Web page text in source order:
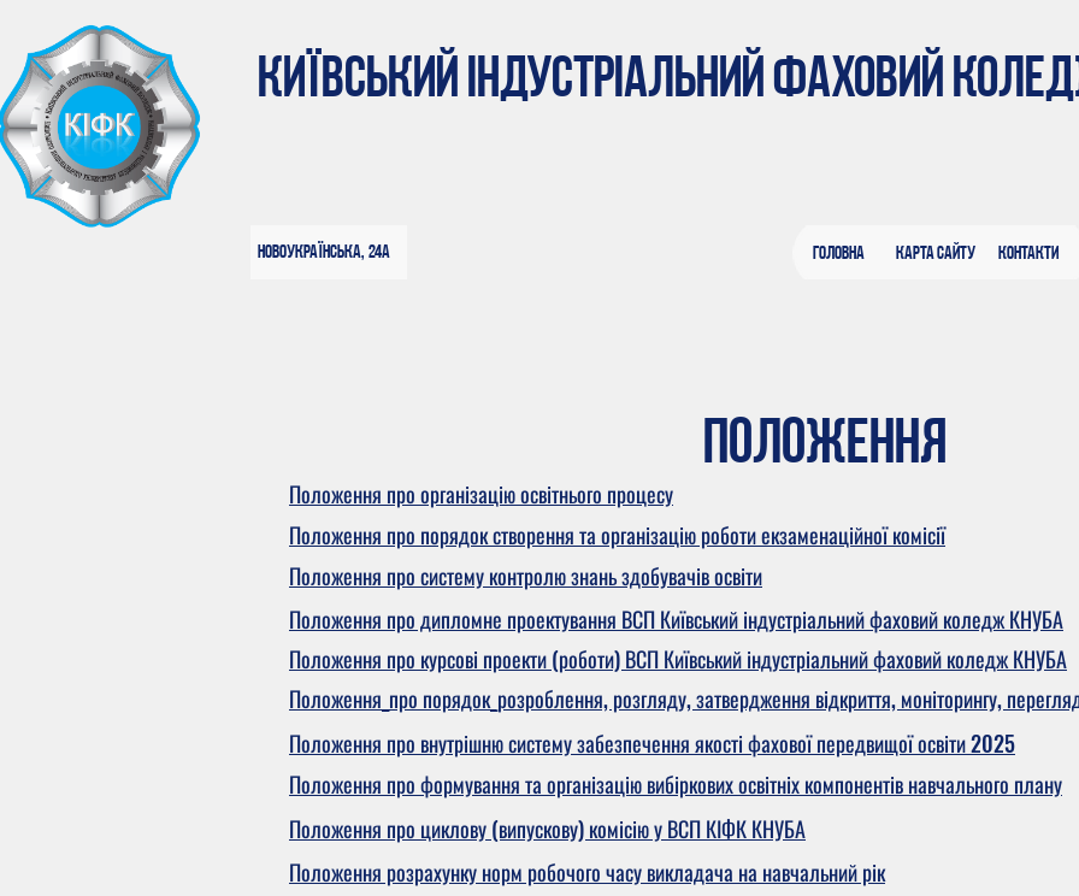
КИЇВСЬКИЙ ІНДУСТРІАЛЬНИЙ ФАХОВИЙ
Новоукраїнська, 24а Головна Контакти
Карта сайту
ПОЛОЖЕННЯ
Положення про організацію освітнього процесу
Положення про порядок створення та організацію роботи екзаменаційної комісії
Положення про систему контролю знань здобувачів освіти
Положення про дипломне проектування ВСП Київський індустріальний фаховий коледж КНУБА
Положення про курсові проекти (роботи) ВСП Київський індустріальний фаховий коледж КНУБА
Положення_про порядок_розроблення, розгляду, затвердження відкриття, моніторингу,
Положення про внутрішню систему забезпечення якості фахової передвищої освіти 2025
Положення про формування та організацію вибіркових освітніх компонентів навчального плану
Положення про циклову (випускову) комісію у ВСП КІФК КНУБА
Положення розрахунку норм робочого часу викладача на навчальний рік